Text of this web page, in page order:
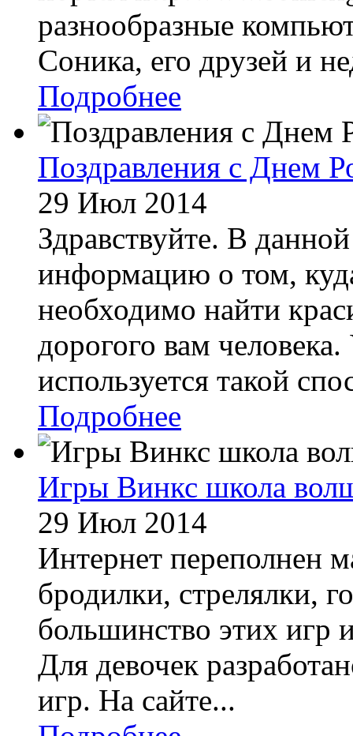
разнообразные
Соника, его друзей и
Подробнее
Поздравления с Днем
29 Июл 2014
Здравствуйте. В
информацию о том,
необходимо найти
дорогого вам
используется такой
Подробнее
Игры Винкс школа
29 Июл 2014
Интернет переполнен
бродилки, стрелялки,
большинство этих игр
Для девочек
игр. На сайте...